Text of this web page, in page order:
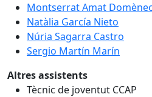
Montserrat Amat
Natàlia García Nieto
Núria Sagarra Castro
Sergio Martín Marín
Altres assistents
Tècnic de joventut CCAP